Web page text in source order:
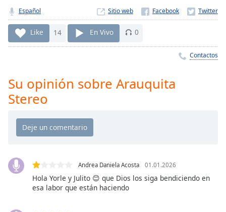
live LIVE
Remaining
Time-
Playback
Rate
Chapters
Chapters
descriptions
off
selected
Español Sitio web
Like 14 En Vivo 0
Contactos
Su opinión sobre Arauquita
Stereo
Andrea Daniela Acosta 01.01.2026
Hola Yorle y Julito 😊 que Dios los siga bendiciendo en
esa labor que están haciendo